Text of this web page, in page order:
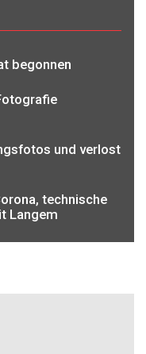
begonnen
und verlost
technische
Langem